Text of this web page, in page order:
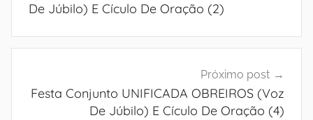
Post
De Júbilo) E Cículo De Oração (2)
Próximo post
Festa Conjunto UNIFICADA OBREIROS (Voz
De Júbilo) E Cículo De Oração (4)